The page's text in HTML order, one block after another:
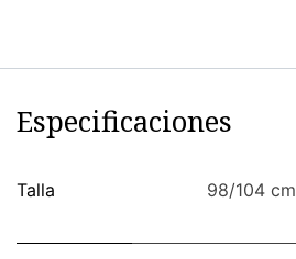
Especificaciones
Talla 98/104 cm